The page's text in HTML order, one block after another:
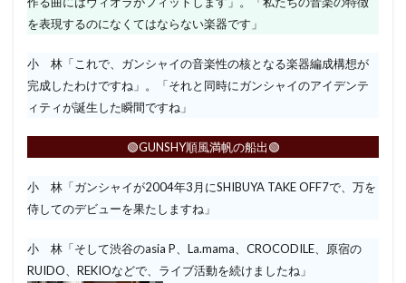
を表現するのになくてはならない楽器です」
小 林「これで、ガンシャイの音楽性の核となる楽器編成構想が
完成したわけですね」。「それと同時にガンシャイのアイデンテ
ィティが誕生した瞬間ですね」
🟢GUNSHY順風満帆の船出🟢
小 林「ガンシャイが2004年3月にSHIBUYA TAKE OFF7で、万を
侍してのデビューを果たしますね」
小 林「そして渋谷のasia P、La.mama、CROCODILE、原宿の
RUIDO、REKIOなどで、ライブ活動を続けましたね」